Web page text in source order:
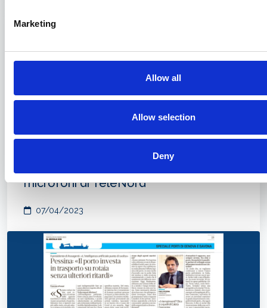
Marketing
Allow all
Allow selection
Deny
microfoni di TeleNord
07/04/2023